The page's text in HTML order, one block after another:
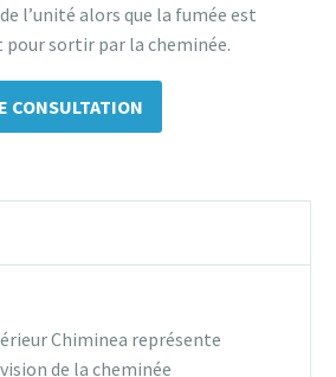
l’unité alors que la fumée est
pour sortir par la cheminée.
CONSULTATION
Chiminea représente
de la cheminée